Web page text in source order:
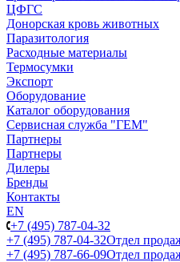
ЦФГС
Донорская кровь животных
Паразитология
Расходные материалы
Термосумки
Экспорт
Оборудование
Каталог оборудования
Сервисная служба "ГЕМ"
Партнеры
Партнеры
Дилеры
Бренды
Контакты
EN
+7 (495) 787-04-32
+7 (495) 787-04-32Отдел
+7 (495) 787-66-09Отдел